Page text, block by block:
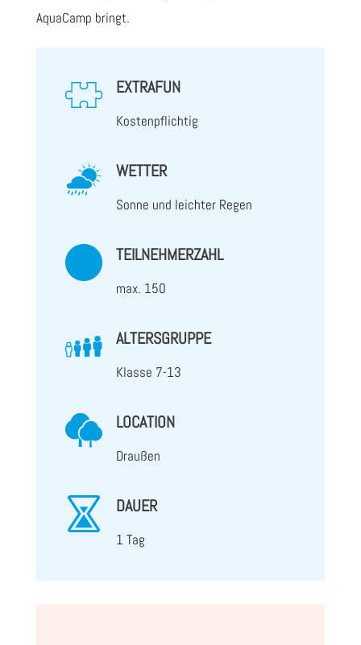
AquaCamp bringt.
EXTRAFUN
Kostenpflichtig
WETTER
Sonne und leichter Regen
TEILNEHMERZAHL
max. 150
ALTERSGRUPPE
Klasse 7-13
LOCATION
Draußen
DAUER
1 Tag